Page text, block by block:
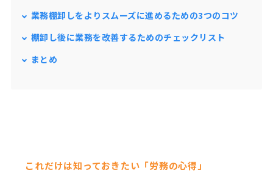
業務棚卸しをよりスムーズに進めるための3つのコツ
棚卸し後に業務を改善するためのチェックリスト
まとめ
これだけは知っておきたい「労務の心得」